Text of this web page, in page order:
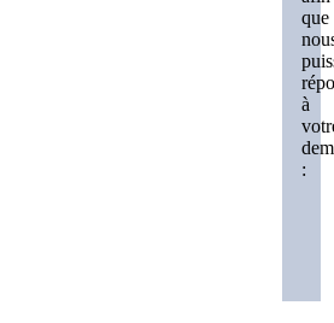
que
à
: